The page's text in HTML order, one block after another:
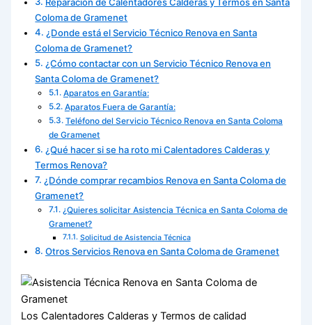
Coloma de Gramenet
¿Donde está el Servicio Técnico Renova en Santa
Coloma de Gramenet?
¿Cómo contactar con un Servicio Técnico Renova en
Santa Coloma de Gramenet?
Aparatos en Garantía:
Aparatos Fuera de Garantía:
Teléfono del Servicio Técnico Renova en Santa Coloma
de Gramenet
¿Qué hacer si se ha roto mi Calentadores Calderas y
Termos Renova?
¿Dónde comprar recambios Renova en Santa Coloma de
Gramenet?
¿Quieres solicitar Asistencia Técnica en Santa Coloma de
Gramenet?
Solicitud de Asistencia Técnica
Otros Servicios Renova en Santa Coloma de Gramenet
Los Calentadores Calderas y Termos de calidad